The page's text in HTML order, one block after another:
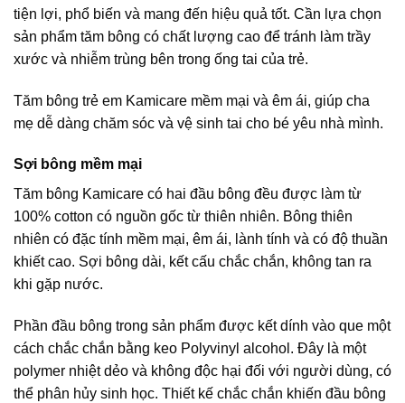
tiện lợi, phổ biến và mang đến hiệu quả tốt. Cần lựa chọn
sản phẩm tăm bông có chất lượng cao để tránh làm trầy
xước và nhiễm trùng bên trong ống tai của trẻ.
Tăm bông trẻ em Kamicare mềm mại và êm ái, giúp cha
mẹ dễ dàng chăm sóc và vệ sinh tai cho bé yêu nhà mình.
Sợi bông mềm mại
Tăm bông Kamicare có hai đầu bông đều được làm từ
100% cotton có nguồn gốc từ thiên nhiên. Bông thiên
nhiên có đặc tính mềm mại, êm ái, lành tính và có độ thuần
khiết cao. Sợi bông dài, kết cấu chắc chắn, không tan ra
khi gặp nước.
Phần đầu bông trong sản phẩm được kết dính vào que một
cách chắc chắn bằng keo Polyvinyl alcohol. Đây là một
polymer nhiệt dẻo và không độc hại đối với người dùng, có
thể phân hủy sinh học. Thiết kế chắc chắn khiến đầu bông